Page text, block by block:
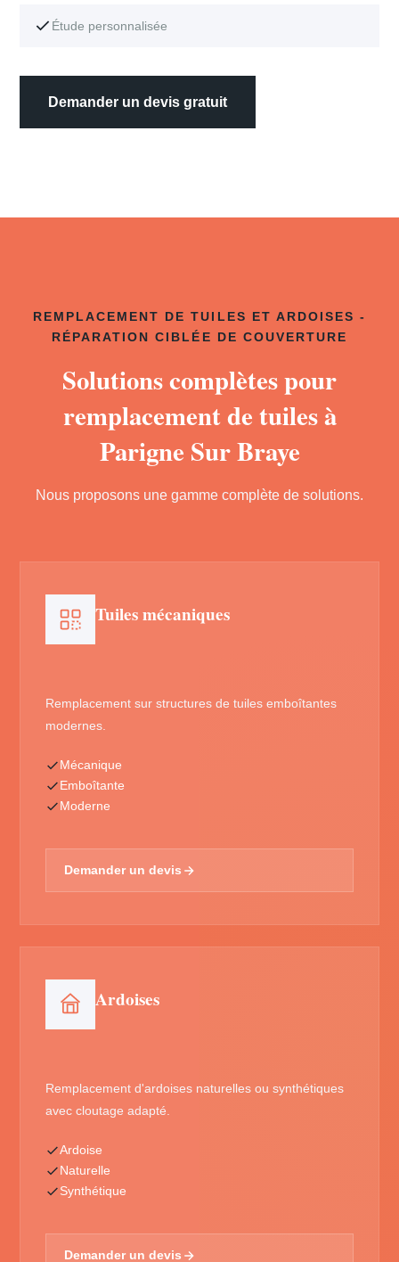
Étude personnalisée
Demander un devis gratuit
REMPLACEMENT DE TUILES ET ARDOISES -
RÉPARATION CIBLÉE DE COUVERTURE
Solutions complètes pour
remplacement de tuiles à
Parigne Sur Braye
Nous proposons une gamme complète de solutions.
Tuiles mécaniques
Remplacement sur structures de tuiles emboîtantes
modernes.
Mécanique
Emboîtante
Moderne
Demander un devis
Ardoises
Remplacement d'ardoises naturelles ou synthétiques
avec cloutage adapté.
Ardoise
Naturelle
Synthétique
Demander un devis